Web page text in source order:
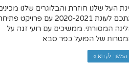
העל שלנו חוזרת והבלוגרים שלנו
אתכם לעונת 2020-2021 עם פרויקט
המסורתי. ממשיכים עם רועי זגה על
של הפועל כפר סבא
המשך לקרוא »